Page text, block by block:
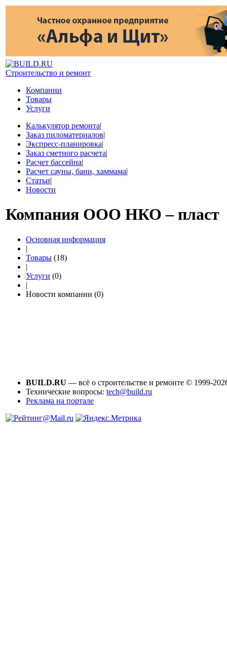
Строительство и ремонт
Компании
Товары
Услуги
Калькулятор ремонта|
Заказ пиломатериалов|
Экспресс-планировка|
Заказ сметного расчета|
Расчет бассейна|
Расчет сауны, бани, хаммама|
Статьи|
Новости
Компания ООО НКО – пласт
Основная информация
|
Товары (18)
|
Услуги (0)
|
Новости компании (0)
BUILD.RU — всё о строительстве и ремонте © 1999-
Технические вопросы: tech@build.ru
Реклама на портале